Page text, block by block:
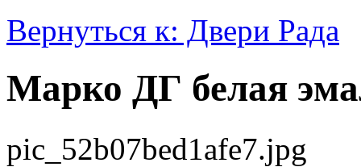
Вернуться к: Двери Рада
Марко ДГ белая
pic_52b07bed1afe7.jpg